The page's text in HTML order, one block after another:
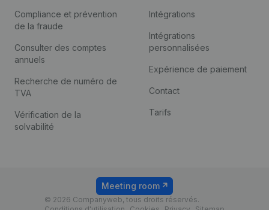
Compliance et prévention
de la fraude
Consulter des comptes
annuels
Recherche de numéro de
TVA
Vérification de la
solvabilité
Intégrations
Intégrations
personnalisées
Expérience de paiement
Contact
Tarifs
© 2026 Companyweb, tous droits réservés.
Meeting room